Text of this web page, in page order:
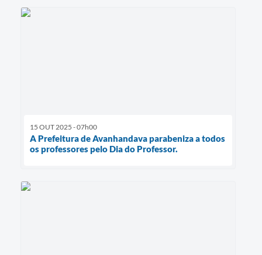
15 OUT 2025 - 07h00
A Prefeitura de Avanhandava parabeniza a todos
os professores pelo Dia do Professor.